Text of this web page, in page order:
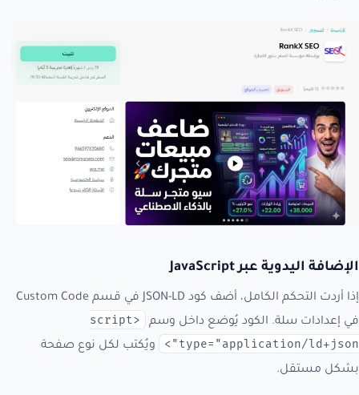
الإضافة اليدوية عبر JavaScript
إذا أردت التحكم الكامل، أضف كود JSON-LD في قسم Custom Code
في إعدادات سلة. الكود يُوضع داخل وسم
<script
type="application/ld+json">
ويُكتب لكل نوع صفحة
بشكل مستقل.